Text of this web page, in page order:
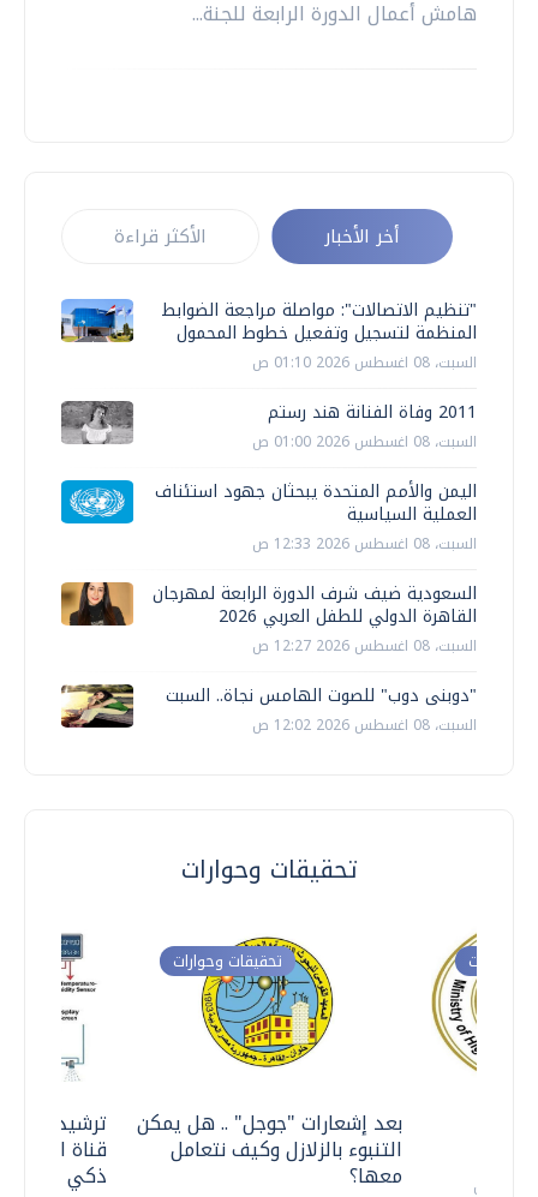
هامش أعمال الدورة الرابعة للجنة...
أخر الأخبار الأكثر قراءة
"تنظيم الاتصالات": مواصلة مراجعة الضوابط
المنظمة لتسجيل وتفعيل خطوط المحمول
السبت، 08 اغسطس 2026 01:10 ص
2011 وفاة الفنانة هند رستم
السبت، 08 اغسطس 2026 01:00 ص
اليمن والأمم المتحدة يبحثان جهود استئناف
العملية السياسية
السبت، 08 اغسطس 2026 12:33 ص
السعودية ضيف شرف الدورة الرابعة لمهرجان
القاهرة الدولي للطفل العربي 2026
السبت، 08 اغسطس 2026 12:27 ص
"دوبنى دوب" للصوت الهامس نجاة.. السبت
السبت، 08 اغسطس 2026 12:02 ص
تحقيقات وحوارات
ترشيدا
قناة
ذكي
تحقيقات وحوارات
بعد إشعارات "جوجل" .. هل يمكن
التنبوء بالزلازل وكيف نتعامل
معها؟
وحوارات